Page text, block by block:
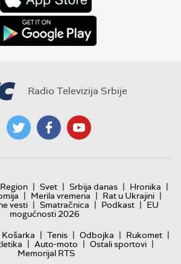
Radio Televizija Srbije
Region | Svet | Srbija danas | Hronika |
| Merila vremena | Rat u Ukrajini |
vesti | Smatračnica | Podkast | EU
mogućnosti 2026
Košarka | Tenis | Odbojka | Rukomet |
| Auto-moto | Ostali sportovi |
Memorijal RTS